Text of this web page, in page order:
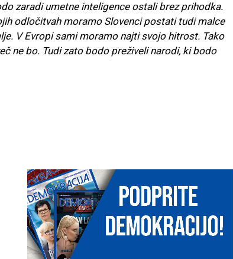
zaradi umetne inteligence ostali brez prihodka.
odločitvah moramo Slovenci postati tudi malce
V Evropi sami moramo najti svojo hitrost. Tako
ne bo. Tudi zato bodo preživeli narodi, ki bodo